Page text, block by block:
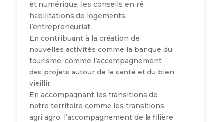
et numérique, les conseils en ré
habilitations de logements,
l’entrepreneuriat,
En contribuant à la création de
nouvelles activités comme la banque du
tourisme, comme l’accompagnement
des projets autour de la santé et du bien
vieillir,
En accompagnant les transitions de
notre territoire comme les transitions
agri agro, l’accompagnement de la filière